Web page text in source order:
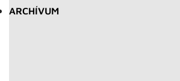
ARCHÍVUM